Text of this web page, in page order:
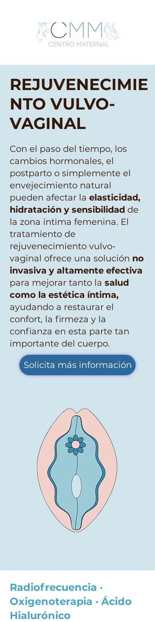
REJUVENECIMIE
NTO VULVO-
VAGINAL
Con el paso del tiempo, los
cambios hormonales, el
postparto o simplemente el
envejecimiento natural
pueden afectar la elasticidad,
hidratación y sensibilidad de
la zona íntima femenina. El
tratamiento de
rejuvenecimiento vulvo-
vaginal ofrece una solución no
invasiva y altamente efectiva
para mejorar tanto la salud
como la estética íntima,
ayudando a restaurar el
confort, la firmeza y la
confianza en esta parte tan
importante del cuerpo.
Solicita más información
Radiofrecuencia ·
Oxigenoterapia · Ácido
Hialurónico